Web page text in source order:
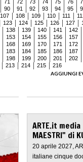
71 72 73 74 75 76
90 91 92 93 94 95
107 108 109 110 111
123 124 125 126 127
138 139 140 141
142
153 154 155 156
157
168 169 170 171
172
183 184 185 186
187
198 199 200 201
202
213 214 215
216
AGGIUNGI
ARTE.it
MAESTRI" di
20 aprile 2027,
italiane cinque